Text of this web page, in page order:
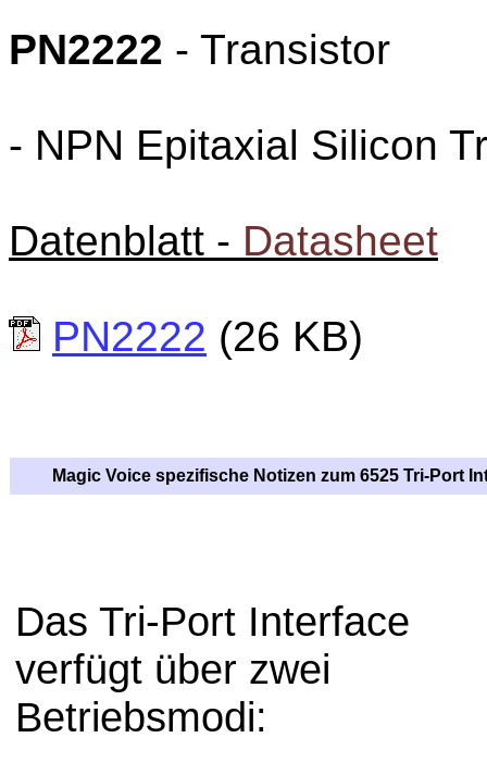
PN2222 - Transistor
- NPN Epitaxial Silicon
Datenblatt - Datasheet
PN2222 (26 KB)
Magic Voice spezifische Notizen zum 6525 Tri-Port
Das Tri-Port Interface
verfügt über zwei
Betriebsmodi: